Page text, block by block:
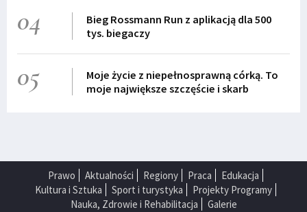
04
Bieg Rossmann Run z aplikacją dla 500
tys. biegaczy
05
Moje życie z niepełnosprawną córką. To
moje największe szczęście i skarb
Prawo Aktualności Regiony Praca
Edukacja
Kultura i Sztuka
Sport i turystyka
Projekty Programy
Nauka, Zdrowie i Rehabilitacja
Galerie